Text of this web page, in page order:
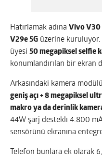
Hatırlamak adınaVivo V30
V29e 5G üzerine
üyesi50 megapiksel selfie
konumlandırılan bir ekran
Arkasındaki kamera
geniş açı + 8 megapiksel
makro ya da derinlik
44W şarj destekli 4.800
sensörünü ekranına
Telefon bunlara ek olarak